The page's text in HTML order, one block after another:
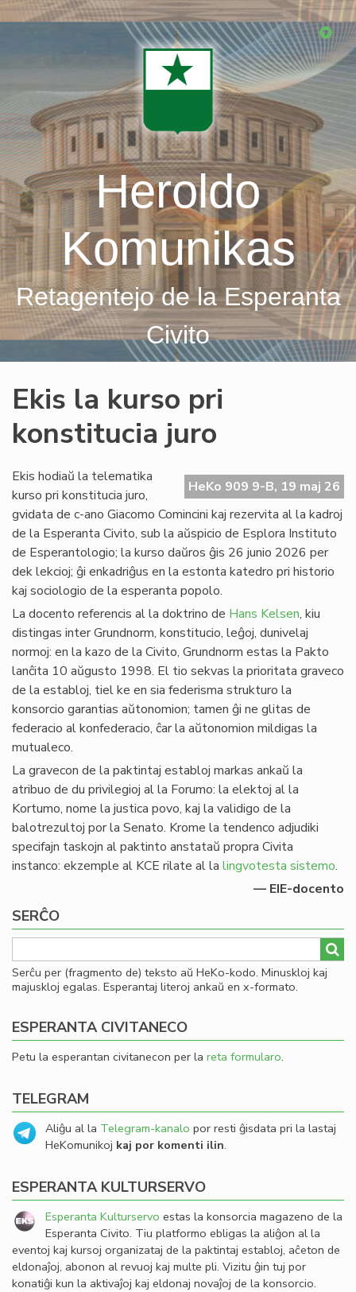
Skip
Heroldo
Komunikas
Retagentejo de la Esperanta
Civito
Ekis la kurso pri
konstitucia juro
HeKo 909 9-B, 19 maj 26
Ekis hodiaŭ la telematika
kurso pri konstitucia juro,
gvidata de c-ano Giacomo Comincini kaj rezervita al la kadroj
de la Esperanta Civito, sub la aŭspicio de Esplora Instituto
de Esperantologio; la kurso daŭros ĝis 26 junio 2026 per
dek lekcioj; ĝi enkadriĝus en la estonta katedro pri historio
kaj sociologio de la esperanta popolo.
La docento referencis al la doktrino de Hans Kelsen, kiu
distingas inter Grundnorm, konstitucio, leĝoj, dunivelaj
normoj: en la kazo de la Civito, Grundnorm estas la Pakto
lanĉita 10 aŭgusto 1998. El tio sekvas la prioritata graveco
de la establoj, tiel ke en sia federisma strukturo la
konsorcio garantias aŭtonomion; tamen ĝi ne glitas de
federacio al konfederacio, ĉar la aŭtonomion mildigas la
mutualeco.
La gravecon de la paktintaj establoj markas ankaŭ la
atribuo de du privilegioj al la Forumo: la elektoj al la
Kortumo, nome la justica povo, kaj la validigo de la
balotrezultoj por la Senato. Krome la tendenco adjudiki
specifajn taskojn al paktinto anstataŭ propra Civita
instanco: ekzemple al KCE rilate al la lingvotesta sistemo.
— EIE-docento
SERĈO
Serĉu per (fragmento de) teksto aŭ HeKo-kodo. Minuskloj kaj
majuskloj egalas. Esperantaj literoj ankaŭ en x-formato.
ESPERANTA CIVITANECO
Petu la esperantan civitanecon per la reta formularo.
TELEGRAM
Aliĝu al la Telegram-kanalo por resti ĝisdata pri la lastaj
HeKomunikoj kaj por komenti ilin.
ESPERANTA KULTURSERVO
Esperanta Kulturservo estas la konsorcia magazeno de la
Esperanta Civito. Tiu platformo ebligas la aliĝon al la
eventoj kaj kursoj organizataj de la paktintaj establoj, aĉeton de
eldonaĵoj, abonon al revuoj kaj multe pli. Vizitu ĝin tuj por
konatiĝi kun la aktivaĵoj kaj eldonaj novaĵoj de la konsorcio.